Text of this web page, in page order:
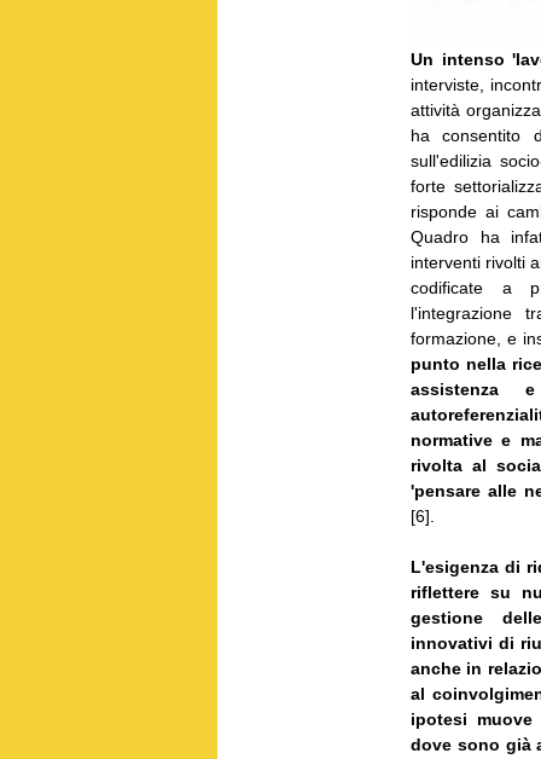
Un intenso
interviste,
attività
ha consentito
sull'edilizia
forte
risponde ai
Quadro ha
interventi rivolti
codificate a
l'integrazione
formazione, e
punto nella
assistenza
normative e
rivolta al
'pensare alle
[6].
L'esigenza di
riflettere su
gestione
innovativi di
anche in
al
ipotesi
dove sono già